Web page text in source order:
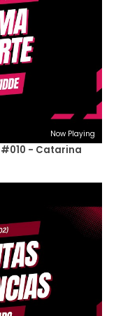
Now Playing
#010 - Catarina